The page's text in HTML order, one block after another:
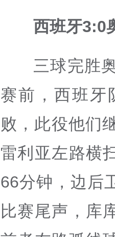
西班牙3:0
三球完胜
赛前，西班牙
败，此役他们
雷利亚左路横
66分钟，边后
比赛尾声，库